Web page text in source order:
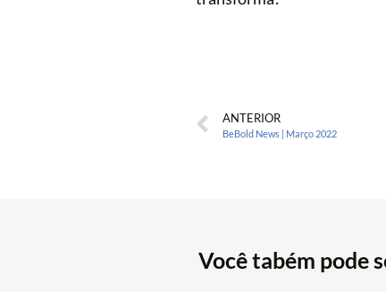
ANTERIOR
BeBold News | Março 2022
Você tabém pode